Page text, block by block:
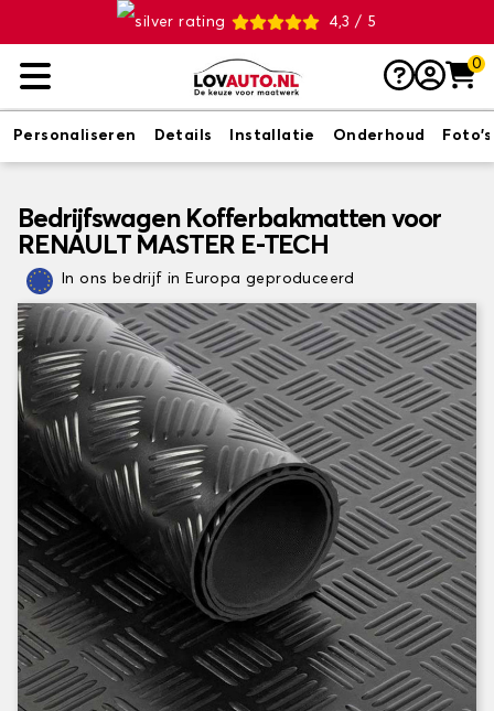
4,3 / 5
0
Personaliseren Details Installatie Onderhoud Foto's
Bedrijfswagen Kofferbakmatten voor
RENAULT MASTER E-TECH
In ons bedrijf in Europa geproduceerd